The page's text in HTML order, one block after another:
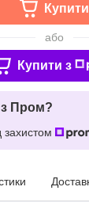
Купити
або
Купити з
з Пром?
захистом